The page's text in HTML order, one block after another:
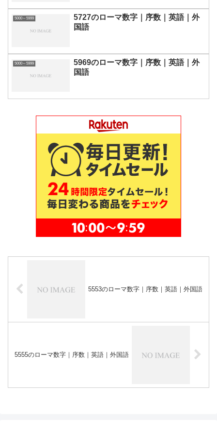
5000～5999
5727のローマ数字｜序数｜英語｜外
国語
5000～5999
5969のローマ数字｜序数｜英語｜外
国語
5553のローマ数字｜序数｜英語｜外国語
5555のローマ数字｜序数｜英語｜外国語